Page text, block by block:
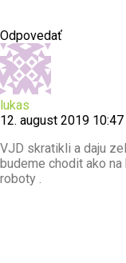
Odpovedať
lukas
12. august 2019 10:47
VJD skratikli a daju
budeme chodit ako
roboty .